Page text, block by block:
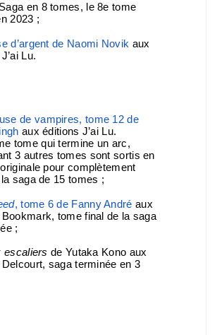
en 8 tomes, le 8e tome
2023 ;
d’argent de Naomi Novik aux
Lu.
de vampires, tome 12 de
aux éditions J’ai Lu.
tome qui termine un arc,
3 autres tomes sont sortis en
pour complètement
saga de 15 tomes ;
, tome 6 de Fanny André aux
tome final de la saga
;
escaliers de Yutaka Kono aux
saga terminée en 3